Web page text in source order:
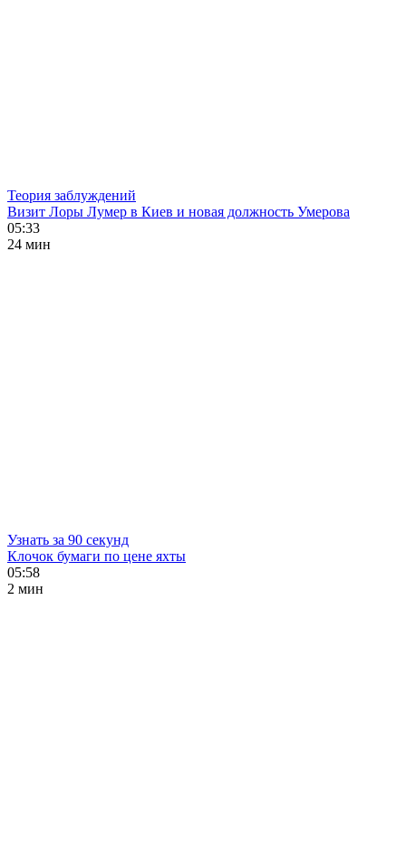
Теория заблуждений
Визит Лоры Лумер в Киев и новая должность Умерова
05:33
24 мин
Узнать за 90 секунд
Клочок бумаги по цене яхты
05:58
2 мин